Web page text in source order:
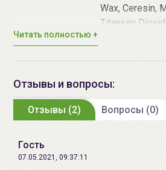
Wax, Ceresin,
Titanium
Methicone,
Oil, Rosa
Butula Alba
Дата
Читать полностью +
Отзывы и вопросы:
Отзывы (2) Вопросы (0)
Гость
07.05.2021, 09:37:11